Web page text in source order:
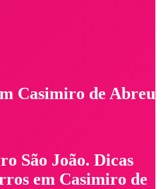
Casimiro de Abreu
São João. Dicas
em Casimiro de